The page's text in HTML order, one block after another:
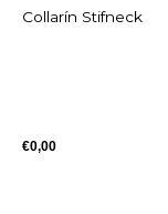
Collarín Stifneck
€0,00